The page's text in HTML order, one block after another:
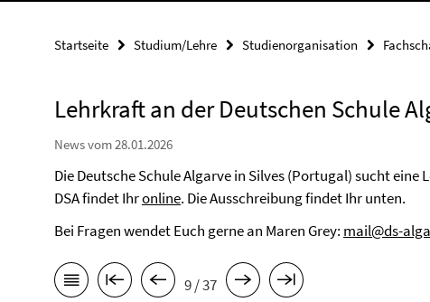
Startseite Studium/Lehre Studienorganisation
Lehrkraft an der Deutschen Schule
News vom 28.01.2026
Die Deutsche Schule Algarve in Silves (Portugal) sucht eine
DSA findet Ihronline. Die Ausschreibung findet Ihr unten.
Bei Fragen wendet Euch gerne an Maren Grey: mail@ds-
9 / 37